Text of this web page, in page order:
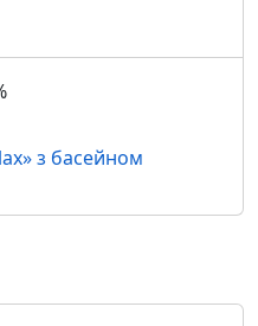
з басейном